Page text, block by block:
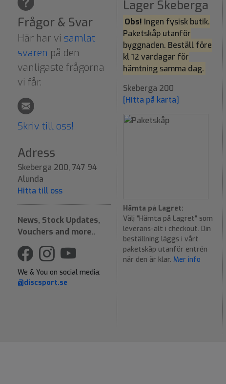
Frågor & Svar
Här har vi samlat
svaren på den
vanligaste frågorna
vi får.
Skriv till oss!
Adress
Skeberga 200, 747 94
Alunda
Hitta till oss
News, Stock Updates,
Vouchers and more..
We & You on social media:
@discsport.se
Lager Skeberga
Obs! Ingen fysisk butik.
Paketskåp utanför
byggnaden. Beställ före
kl 12 vardagar för
hämtning samma dag.
Skeberga 200
[Hitta på karta]
Hämta på Lagret:
Välj "Hämta på Lagret" som
leverans-alt i checkout. Din
beställning läggs i vårt
paketskåp utanför entrén
när den är klar. Mer info